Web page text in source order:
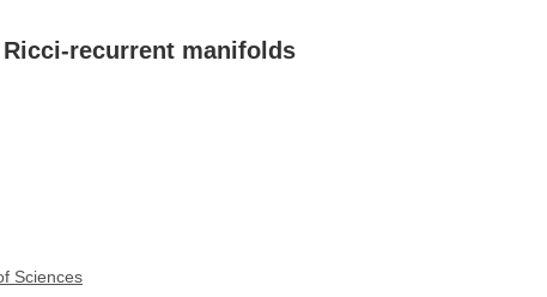
recurrent manifolds
Sciences